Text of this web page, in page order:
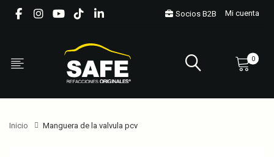
Socios B2B Mi cuenta
0
Inicio Manguera de la valvula pcv